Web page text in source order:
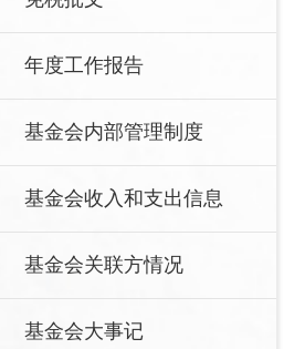
年度工作报告
基金会内部管理制度
基金会收入和支出信息
基金会关联方情况
基金会大事记